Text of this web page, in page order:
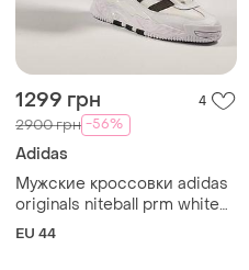
1299 грн 4
2900 грн -56%
Adidas
Мужские кроссовки adidas
originals niteball prm white
black
EU 44